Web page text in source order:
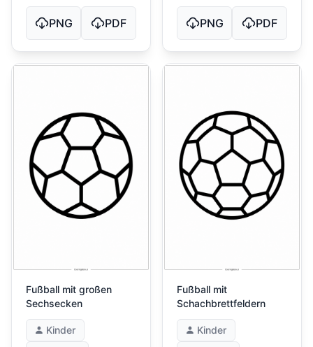
PNG PDF PNG PDF
Fußball mit großen
Sechsecken
Kinder
Fußball mit
Schachbrettfeldern
Kinder